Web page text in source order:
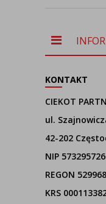
KONTAKT
CIEKOT
ul.
42-202
NIP
REGON
KRS